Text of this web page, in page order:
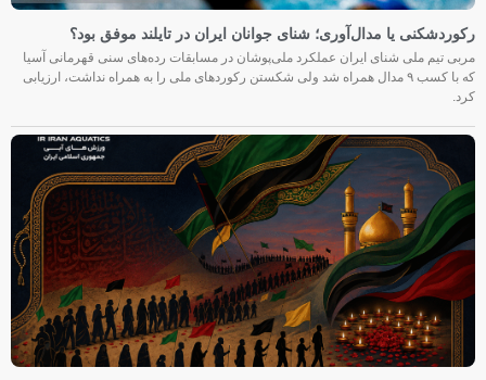
رکوردشکنی یا مدال‌آوری؛ شنای جوانان ایران در تایلند موفق بود؟
مربی تیم ملی شنای ایران عملکرد ملی‌پوشان در مسابقات رده‌های سنی قهرمانی آسیا
که با کسب ۹ مدال همراه شد ولی شکستن رکوردهای ملی را به همراه نداشت، ارزیابی
کرد.